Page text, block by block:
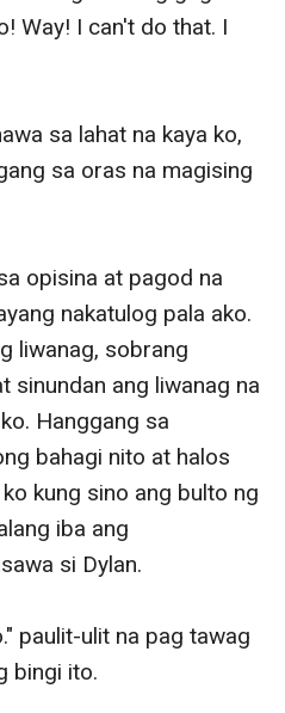
Way! I can't do that. I
sa lahat na kaya ko,
sa oras na magising
opisina at pagod na
nakatulog pala ako.
liwanag, sobrang
sinundan ang liwanag na
Hanggang sa
bahagi nito at halos
kung sino ang bulto ng
iba ang
si Dylan.
paulit-ulit na pag tawag
bingi ito.